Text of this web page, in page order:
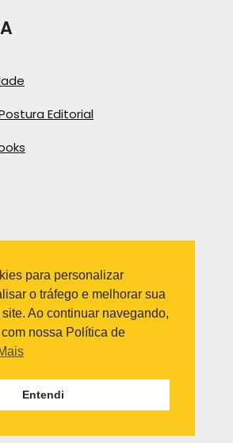
Editorial
do Jacaré
– RJ – CEP: 20970-031
1636 / sala 1407
para personalizar
o tráfego e melhorar sua
Ao continuar navegando,
nossa Política de
Entendi